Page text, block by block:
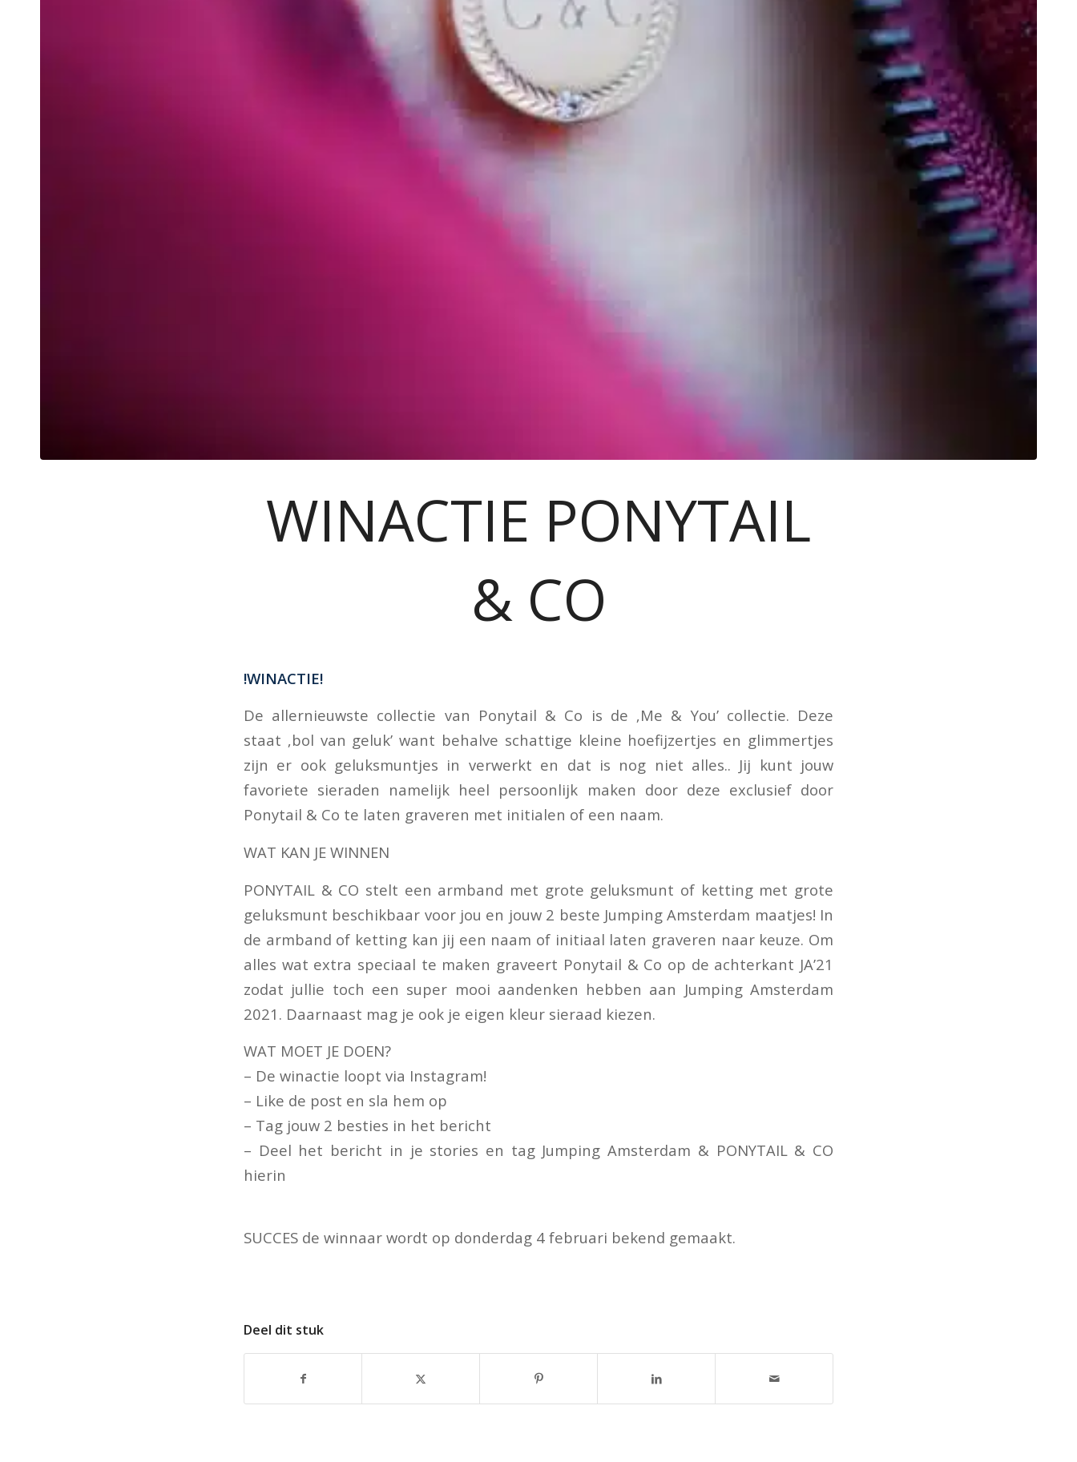
WINACTIE PONYTAIL
& CO
!WINACTIE!
De allernieuwste collectie van Ponytail & Co is de ‚Me & You’ collectie. Deze
staat ‚bol van geluk’ want behalve schattige kleine hoefijzertjes en glimmertjes
zijn er ook geluksmuntjes in verwerkt en dat is nog niet alles.. Jij kunt jouw
favoriete sieraden namelijk heel persoonlijk maken door deze exclusief door
Ponytail & Co te laten graveren met initialen of een naam.
WAT KAN JE WINNEN
PONYTAIL & CO stelt een armband met grote geluksmunt of ketting met grote
geluksmunt beschikbaar voor jou en jouw 2 beste Jumping Amsterdam maatjes! In
de armband of ketting kan jij een naam of initiaal laten graveren naar keuze. Om
alles wat extra speciaal te maken graveert Ponytail & Co op de achterkant JA’21
zodat jullie toch een super mooi aandenken hebben aan Jumping Amsterdam
2021. Daarnaast mag je ook je eigen kleur sieraad kiezen.
WAT MOET JE DOEN?
– De winactie loopt via Instagram!
– Like de post en sla hem op
– Tag jouw 2 besties in het bericht
– Deel het bericht in je stories en tag Jumping Amsterdam & PONYTAIL & CO
hierin
SUCCES de winnaar wordt op donderdag 4 februari bekend gemaakt.
Deel dit stuk